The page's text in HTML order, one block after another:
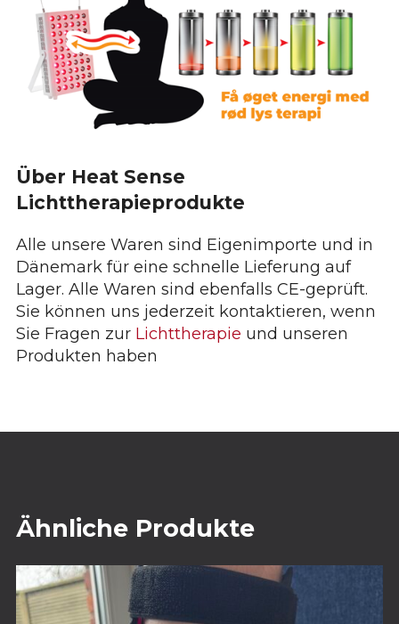
Über Heat Sense
Lichttherapieprodukte
Alle unsere Waren sind Eigenimporte und in
Dänemark für eine schnelle Lieferung auf
Lager. Alle Waren sind ebenfalls CE-geprüft.
Sie können uns jederzeit kontaktieren, wenn
Sie Fragen zur Lichttherapie und unseren
Produkten haben
Ähnliche Produkte